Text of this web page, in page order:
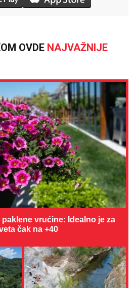
OVDE NAJVAŽNIJE
vrućine: Idealno je za
čak na +40